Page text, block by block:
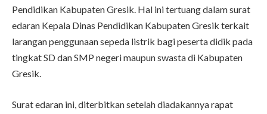
Pendidikan Kabupaten Gresik. Hal ini tertuang dalam surat
edaran Kepala Dinas Pendidikan Kabupaten Gresik terkait
larangan penggunaan sepeda listrik bagi peserta didik pada
tingkat SD dan SMP negeri maupun swasta di Kabupaten
Gresik.
Surat edaran ini, diterbitkan setelah diadakannya rapat